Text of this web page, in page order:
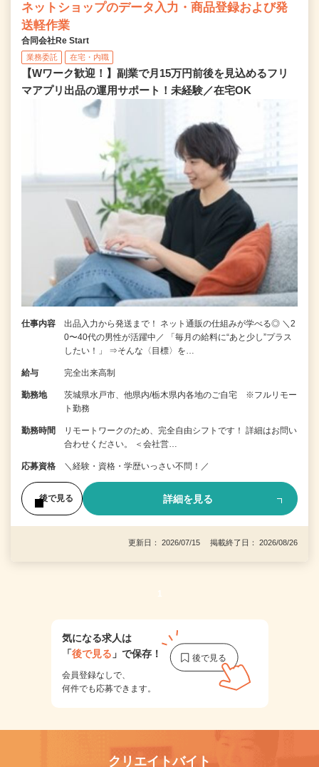
ネットショップのデータ入力・商品登録および発
送軽作業
合同会社Re Start
業務委託 在宅・内職
【Wワーク歓迎！】副業で月15万円前後を見込めるフリ
マアプリ出品の運用サポート！未経験／在宅OK
仕事内容
出品入力から発送まで！ ネット通販の仕組みが学べる◎ ＼2
0〜40代の男性が活躍中／ 「毎月の給料に“あと少し”プラス
したい！」 ⇒そんな〈目標〉を…
給与 完全出来高制
勤務地
茨城県水戸市、他県内/栃木県内各地のご自宅 ※フルリモー
ト勤務
勤務時間
リモートワークのため、完全自由シフトです！ 詳細はお問い
合わせください。 ＜会社営…
応募資格 ＼経験・資格・学歴いっさい不問！／
後で見る 詳細を見る
更新日： 2026/07/15 掲載終了日： 2026/08/26
1
気になる求人は
「後で見る 」で保存！
会員登録なしで、
何件でも応募できます。
クリエイトバイト